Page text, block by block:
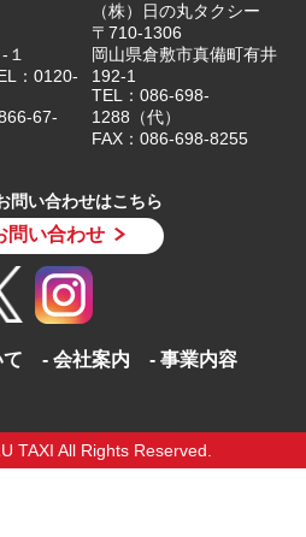
１
：0120-
67-
（株）日の丸タクシー
〒710-1306
岡山県倉敷市真備町有井
192-1
TEL：086-698-
1288（代）
FAX：086-698-8255
問い合わせはこちら
問い合わせ
会社案内
事業内容
TAXI All Rights Reserved.